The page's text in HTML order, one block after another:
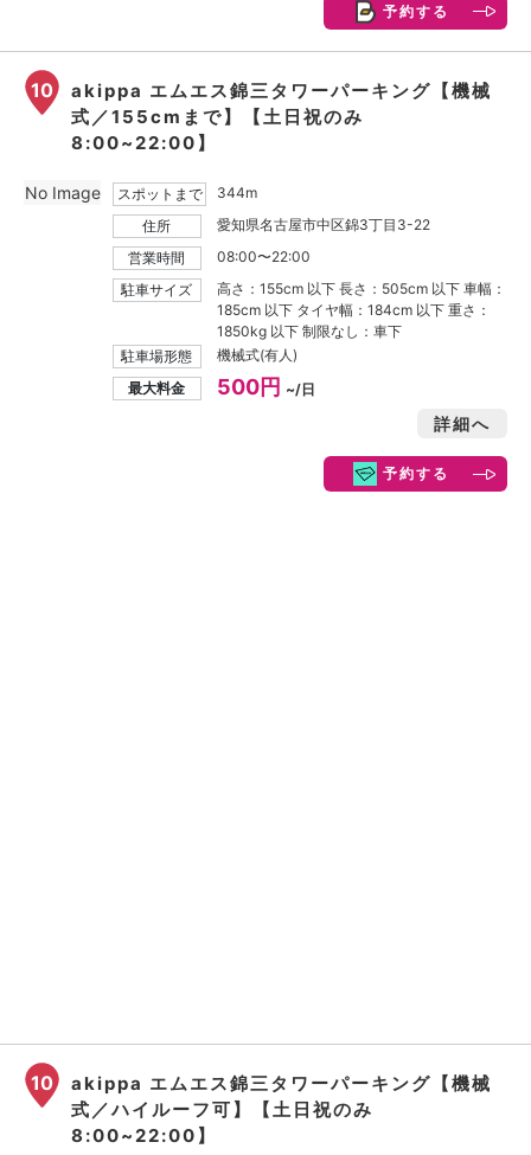
予約する
10
akippa エムエス錦三タワーパーキング【機械
式／155cmまで】【土日祝のみ
8:00~22:00】
スポットまで
344m
住所
愛知県名古屋市中区錦3丁目3-22
営業時間
08:00〜22:00
駐車サイズ
高さ：155cm 以下 長さ：505cm 以下 車幅：
185cm 以下 タイヤ幅：184cm 以下 重さ：
1850kg 以下 制限なし：車下
駐車場形態
機械式(有人)
最大料金
500円 ~/日
詳細へ
予約する
No Image
10
akippa エムエス錦三タワーパーキング【機械
式／ハイルーフ可】【土日祝のみ
8:00~22:00】